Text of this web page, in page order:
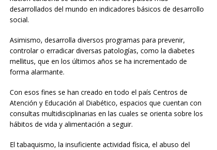
desarrollados del mundo en indicadores básicos de desarrollo
social.
Asimismo, desarrolla diversos programas para prevenir,
controlar o erradicar diversas patologías, como la diabetes
mellitus, que en los últimos años se ha incrementado de
forma alarmante.
Con esos fines se han creado en todo el país Centros de
Atención y Educación al Diabético, espacios que cuentan con
consultas multidisciplinarias en las cuales se orienta sobre los
hábitos de vida y alimentación a seguir.
El tabaquismo, la insuficiente actividad física, el abuso del